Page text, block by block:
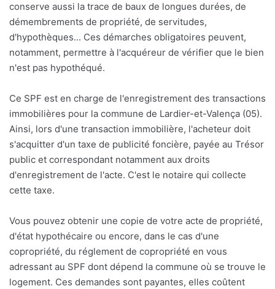
conserve aussi la trace de baux de longues durées, de
démembrements de propriété, de servitudes,
d'hypothèques... Ces démarches obligatoires peuvent,
notamment, permettre à l'acquéreur de vérifier que le bien
n'est pas hypothéqué.
Ce SPF est en charge de l'enregistrement des transactions
immobilières pour la commune de Lardier-et-Valença (05).
Ainsi, lors d'une transaction immobilière, l'acheteur doit
s'acquitter d'un taxe de publicité foncière, payée au Trésor
public et correspondant notamment aux droits
d'enregistrement de l'acte. C'est le notaire qui collecte
cette taxe.
Vous pouvez obtenir une copie de votre acte de propriété,
d'état hypothécaire ou encore, dans le cas d'une
copropriété, du réglement de copropriété en vous
adressant au SPF dont dépend la commune où se trouve le
logement. Ces demandes sont payantes, elles coûtent